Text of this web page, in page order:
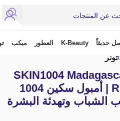
حديثاً K-Beauty العطور ميكب
تونر
SKIN1004
SKIN1004
Relief Ampoule 100ml | أمبول سكين 1004
الشباب وتهدئة البشرة